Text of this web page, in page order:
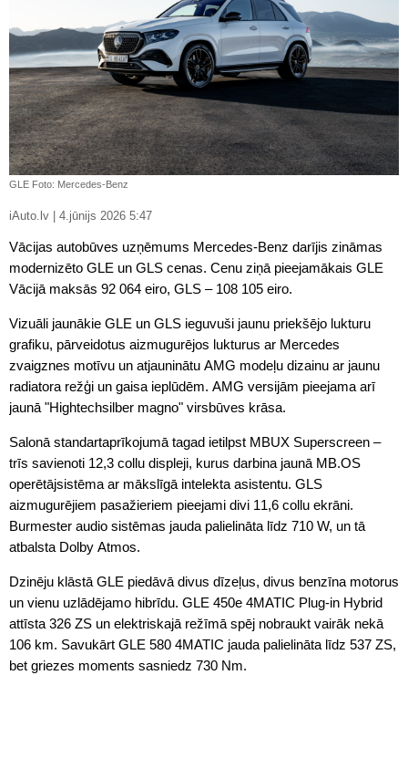
GLE Foto: Mercedes-Benz
iAuto.lv | 4.jūnijs 2026 5:47
Vācijas autobūves uzņēmums Mercedes-Benz darījis zināmas
modernizēto GLE un GLS cenas. Cenu ziņā pieejamākais GLE
Vācijā maksās 92 064 eiro, GLS – 108 105 eiro.
Vizuāli jaunākie GLE un GLS ieguvuši jaunu priekšējo lukturu
grafiku, pārveidotus aizmugurējos lukturus ar Mercedes
zvaigznes motīvu un atjauninātu AMG modeļu dizainu ar jaunu
radiatora režģi un gaisa ieplūdēm. AMG versijām pieejama arī
jaunā "Hightechsilber magno" virsbūves krāsa.
Salonā standartaprīkojumā tagad ietilpst MBUX Superscreen –
trīs savienoti 12,3 collu displeji, kurus darbina jaunā MB.OS
operētājsistēma ar mākslīgā intelekta asistentu. GLS
aizmugurējiem pasažieriem pieejami divi 11,6 collu ekrāni.
Burmester audio sistēmas jauda palielināta līdz 710 W, un tā
atbalsta Dolby Atmos.
Dzinēju klāstā GLE piedāvā divus dīzeļus, divus benzīna motorus
un vienu uzlādējamo hibrīdu. GLE 450e 4MATIC Plug-in Hybrid
attīsta 326 ZS un elektriskajā režīmā spēj nobraukt vairāk nekā
106 km. Savukārt GLE 580 4MATIC jauda palielināta līdz 537 ZS,
bet griezes moments sasniedz 730 Nm.